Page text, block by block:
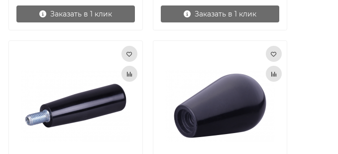
Заказать в 1 клик Заказать в 1 клик